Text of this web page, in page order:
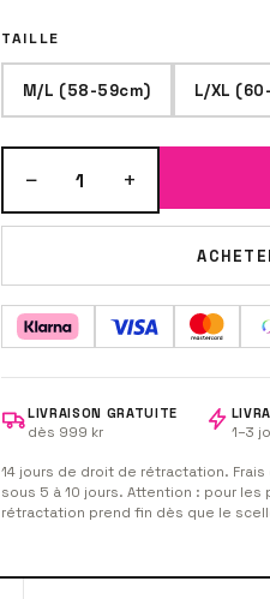
TAILLE
M/L (58-59cm) L/XL
− 1 +
LIVRAISON GRATUITE
dès 999 kr
1–3
14 jours de droit de rétractation.
sous 5 à 10 jours. Attention : pour
rétractation prend fin dès que le